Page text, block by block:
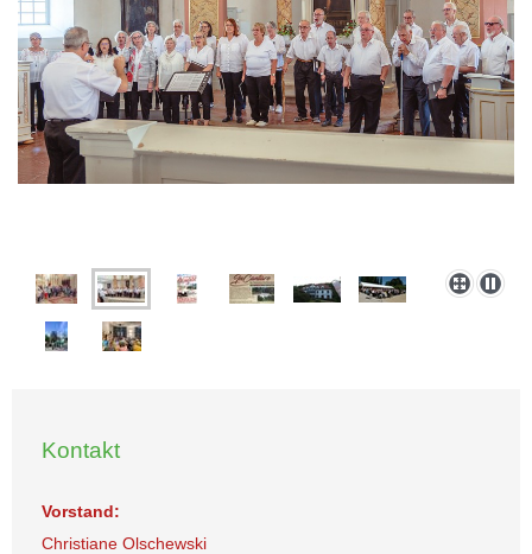
Kontakt
Vorstand:
Christiane Olschewski